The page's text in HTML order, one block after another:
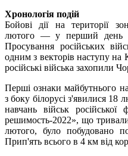
Хронологія подій
Бойові дії на території
лютого — у перший день
Просування російських
одним з векторів наступу
російські війська захопили
Перші ознаки майбутнього
з боку білорусі з'явилися 18
навчань військ російської
решимость-2022», що тривали
лютого, було побудовано
Прип'ять всього в 4 км від